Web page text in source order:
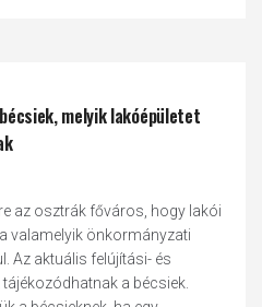
melyik lakóépületet
az osztrák főváros, hogy lakói
valamelyik önkormányzati
Az aktuális felújítási- és
a bécsiek.